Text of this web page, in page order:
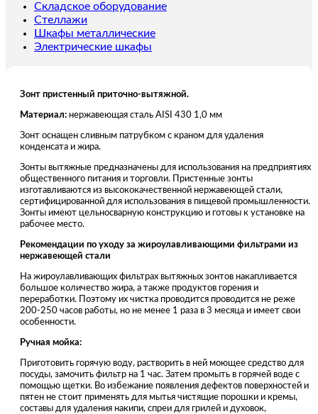
Складское оборудование
Стеллажи
Шкафы металлические
Электрические шкафы
Зонт пристенный приточно-вытяжной.
Материал: нержавеющая сталь AISI 430 1,0 мм
Зонт оснащен сливным патрубком с краном для удаления
конденсата и жира.
Зонты вытяжные предназначены для использования на предприятиях
общественного питания и торговли. Пристенные зонты
изготавливаются из высококачественной нержавеющей стали,
сертифицированной для использования в пищевой промышленности.
Зонты имеют цельносварную конструкцию и готовы к установке на
рабочее место.
Рекомендации по уходу за жироулавливающими фильтрами из
нержавеющей стали
На жироулавливающих фильтрах вытяжных зонтов накапливается
большое количество жира, а также продуктов горения и
переработки. Поэтому их чистка проводится проводится не реже
200-250 часов работы, но не менее 1 раза в 3 месяца и имеет свои
особенности.
Ручная мойка:
Приготовить горячую воду, растворить в ней моющее средство для
посуды, замочить фильтр на 1 час. Затем промыть в горячей воде с
помощью щетки. Во избежание появления дефектов поверхностей и
пятен не стоит применять для мытья чистящие порошки и кремы,
составы для удаления накипи, спреи для грилей и духовок,